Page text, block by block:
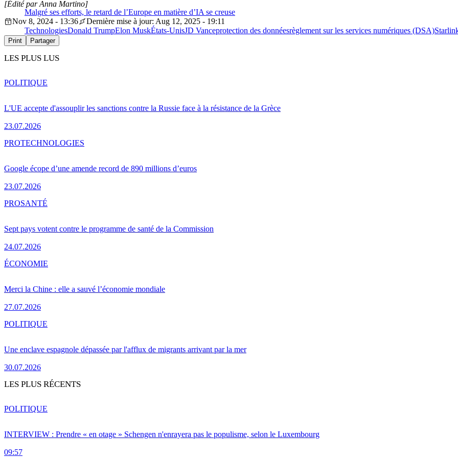
Malgré ses efforts, le retard de l’Europe en matière d’IA se creuse
[Édité par Anna Martino]
Nov 8, 2024 - 13:36
Dernière mise à jour: Aug 12, 2025 - 19:11
TechnologiesDonald TrumpElon MuskÉtats-UnisJD Vanceprotection des donnéesrèglement sur les services numériques (DSA)
Print Partager
LES PLUS LUS
L'UE accepte d'assouplir les sanctions contre la Russie face à la résistance de la Grèce
23.07.2026
POLITIQUE
Google écope d’une amende record de 890 millions d’euros
23.07.2026
PROTECHNOLOGIES
Sept pays votent contre le programme de santé de la Commission
24.07.2026
PROSANTÉ
Merci la Chine : elle a sauvé l’économie mondiale
27.07.2026
ÉCONOMIE
Une enclave espagnole dépassée par l'afflux de migrants arrivant par la mer
30.07.2026
POLITIQUE
LES PLUS RÉCENTS
INTERVIEW : Prendre « en otage » Schengen n'enrayera pas le populisme, selon le Luxembourg
09:57
POLITIQUE